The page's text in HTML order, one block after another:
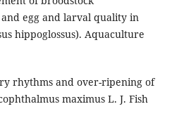
egg and larval quality in
hippoglossus). Aquaculture
rhythms and over-ripening of
maximus L. J. Fish